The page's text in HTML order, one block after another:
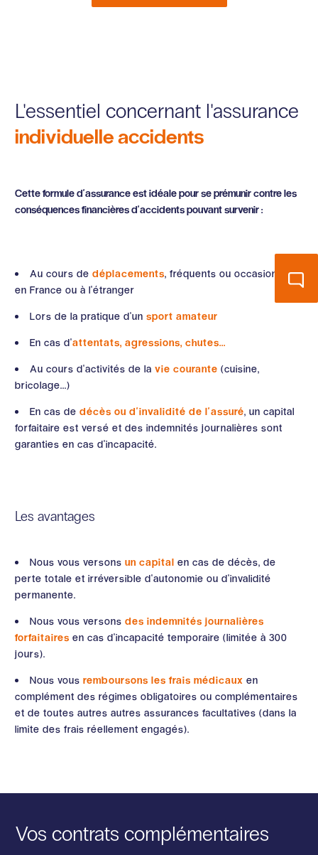
L'essentiel concernant l'assurance
individuelle accidents
Cette formule d'assurance est idéale pour se prémunir contre les
conséquences financières d'accidents pouvant survenir :
Au cours de déplacements, fréquents ou occasionnels,
en France ou à l'étranger
Lors de la pratique d'un sport amateur
En cas d'attentats, agressions, chutes...
Au cours d'activités de la vie courante (cuisine,
bricolage...)
En cas de décès ou d'invalidité de l'assuré, un capital
forfaitaire est versé et des indemnités journalières sont
garanties en cas d'incapacité.
Les avantages
Nous vous versons un capital en cas de décès, de
perte totale et irréversible d'autonomie ou d'invalidité
permanente.
Nous vous versons des indemnités journalières
forfaitaires en cas d'incapacité temporaire (limitée à 300
jours).
Nous vous remboursons les frais médicaux en
complément des régimes obligatoires ou complémentaires
et de toutes autres autres assurances facultatives (dans la
limite des frais réellement engagés).
Vos contrats complémentaires